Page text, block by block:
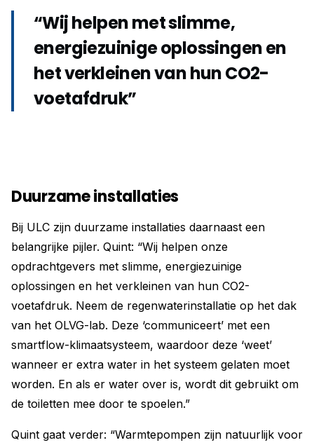
“Wij helpen met slimme,
energiezuinige oplossingen en
het verkleinen van hun CO2-
voetafdruk”
Duurzame installaties
Bij ULC zijn duurzame installaties daarnaast een
belangrijke pijler. Quint: “Wij helpen onze
opdrachtgevers met slimme, energiezuinige
oplossingen en het verkleinen van hun CO2-
voetafdruk. Neem de regenwaterinstallatie op het dak
van het OLVG-lab. Deze ‘communiceert’ met een
smartflow-klimaatsysteem, waardoor deze ‘weet’
wanneer er extra water in het systeem gelaten moet
worden. En als er water over is, wordt dit gebruikt om
de toiletten mee door te spoelen.”
Quint gaat verder: “Warmtepompen zijn natuurlijk voor